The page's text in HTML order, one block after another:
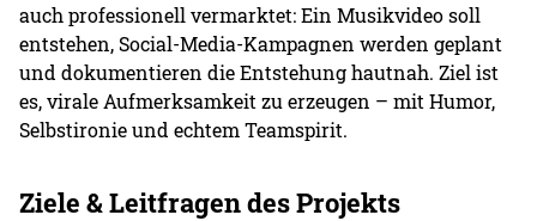
auch professionell vermarktet: Ein Musikvideo soll
entstehen, Social-Media-Kampagnen werden geplant
und dokumentieren die Entstehung hautnah. Ziel ist
es, virale Aufmerksamkeit zu erzeugen – mit Humor,
Selbstironie und echtem Teamspirit.
Ziele & Leitfragen des Projekts